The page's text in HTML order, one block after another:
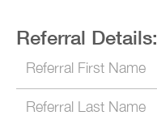
Referral Details: